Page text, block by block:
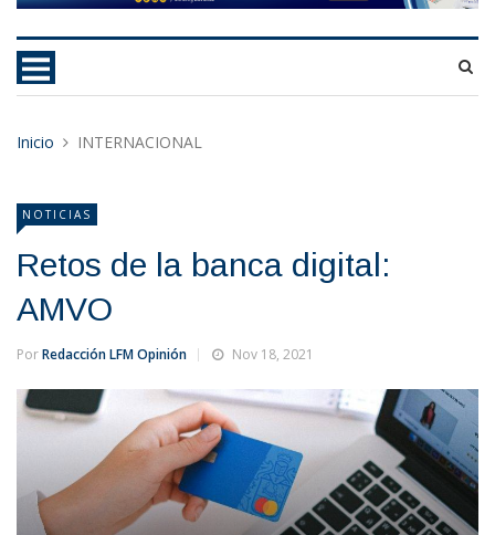
Inicio INTERNACIONAL
NOTICIAS
Retos de la banca digital:
AMVO
PorRedacción LFM Opinión Nov 18, 2021